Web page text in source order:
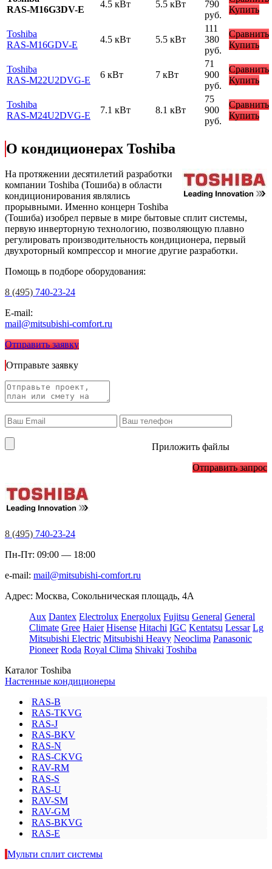
RAS-M16G3DV-E
4.5 кВт 5.5 кВт
790
руб.
Купить
Toshiba
RAS-M16GDV-E
4.5 кВт 5.5 кВт
111
380
руб.
Сравнить
Купить
Toshiba
RAS-M22U2DVG-E
6 кВт 7 кВт
71
900
руб.
Сравнить
Купить
Toshiba
RAS-M24U2DVG-E
7.1 кВт 8.1 кВт
75
900
руб.
Сравнить
Купить
О кондиционерах Toshiba
На протяжении десятилетий разработки
компании Toshiba (Тошиба) в области
кондиционирования являлись
прорывными. Именно концерн Toshiba
(Тошиба) изобрел первые в мире бытовые сплит системы,
первую инверторную технологию, позволяющую плавно
регулировать производительность кондиционера, первый
двухроторный компрессор и многие другие разработки.
Помощь в подборе оборудования:
8 (495) 740-23-24
E-mail:
mail@mitsubishi-comfort.ru
Отправить заявку
Отправьте заявку
Приложить файлы
Отправить запрос
8 (495) 740-23-24
Пн-Пт: 09:00 — 18:00
e-mail: mail@mitsubishi-comfort.ru
Адрес: Москва, Сокольническая площадь, 4А
Aux Dantex Electrolux Energolux Fujitsu General General
Climate Gree Haier Hisense Hitachi IGC Kentatsu Lessar Lg
Mitsubishi Electric Mitsubishi Heavy Neoclima Panasonic
Pioneer Roda Royal Clima Shivaki Toshiba
Каталог Toshiba
Настенные кондиционеры
RAS-B
RAS-TKVG
RAS-J
RAS-BKV
RAS-N
RAS-CKVG
RAV-RM
RAS-S
RAS-U
RAV-SM
RAV-GM
RAS-BKVG
RAS-E
Мульти сплит системы